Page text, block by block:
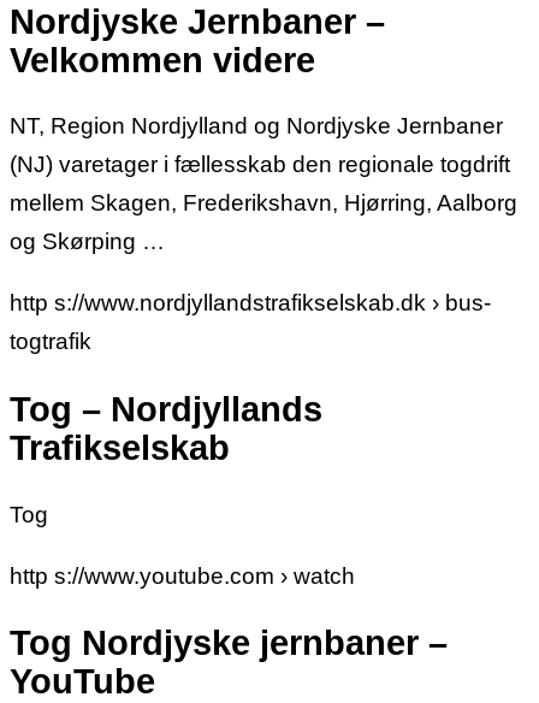
Nordjyske Jernbaner –
Velkommen videre
NT, Region Nordjylland og Nordjyske Jernbaner
(NJ) varetager i fællesskab den regionale togdrift
mellem Skagen, Frederikshavn, Hjørring, Aalborg
og Skørping …
http s://www.nordjyllandstrafikselskab.dk › bus-
togtrafik
Tog – Nordjyllands
Trafikselskab
Tog
http s://www.youtube.com › watch
Tog Nordjyske jernbaner –
YouTube